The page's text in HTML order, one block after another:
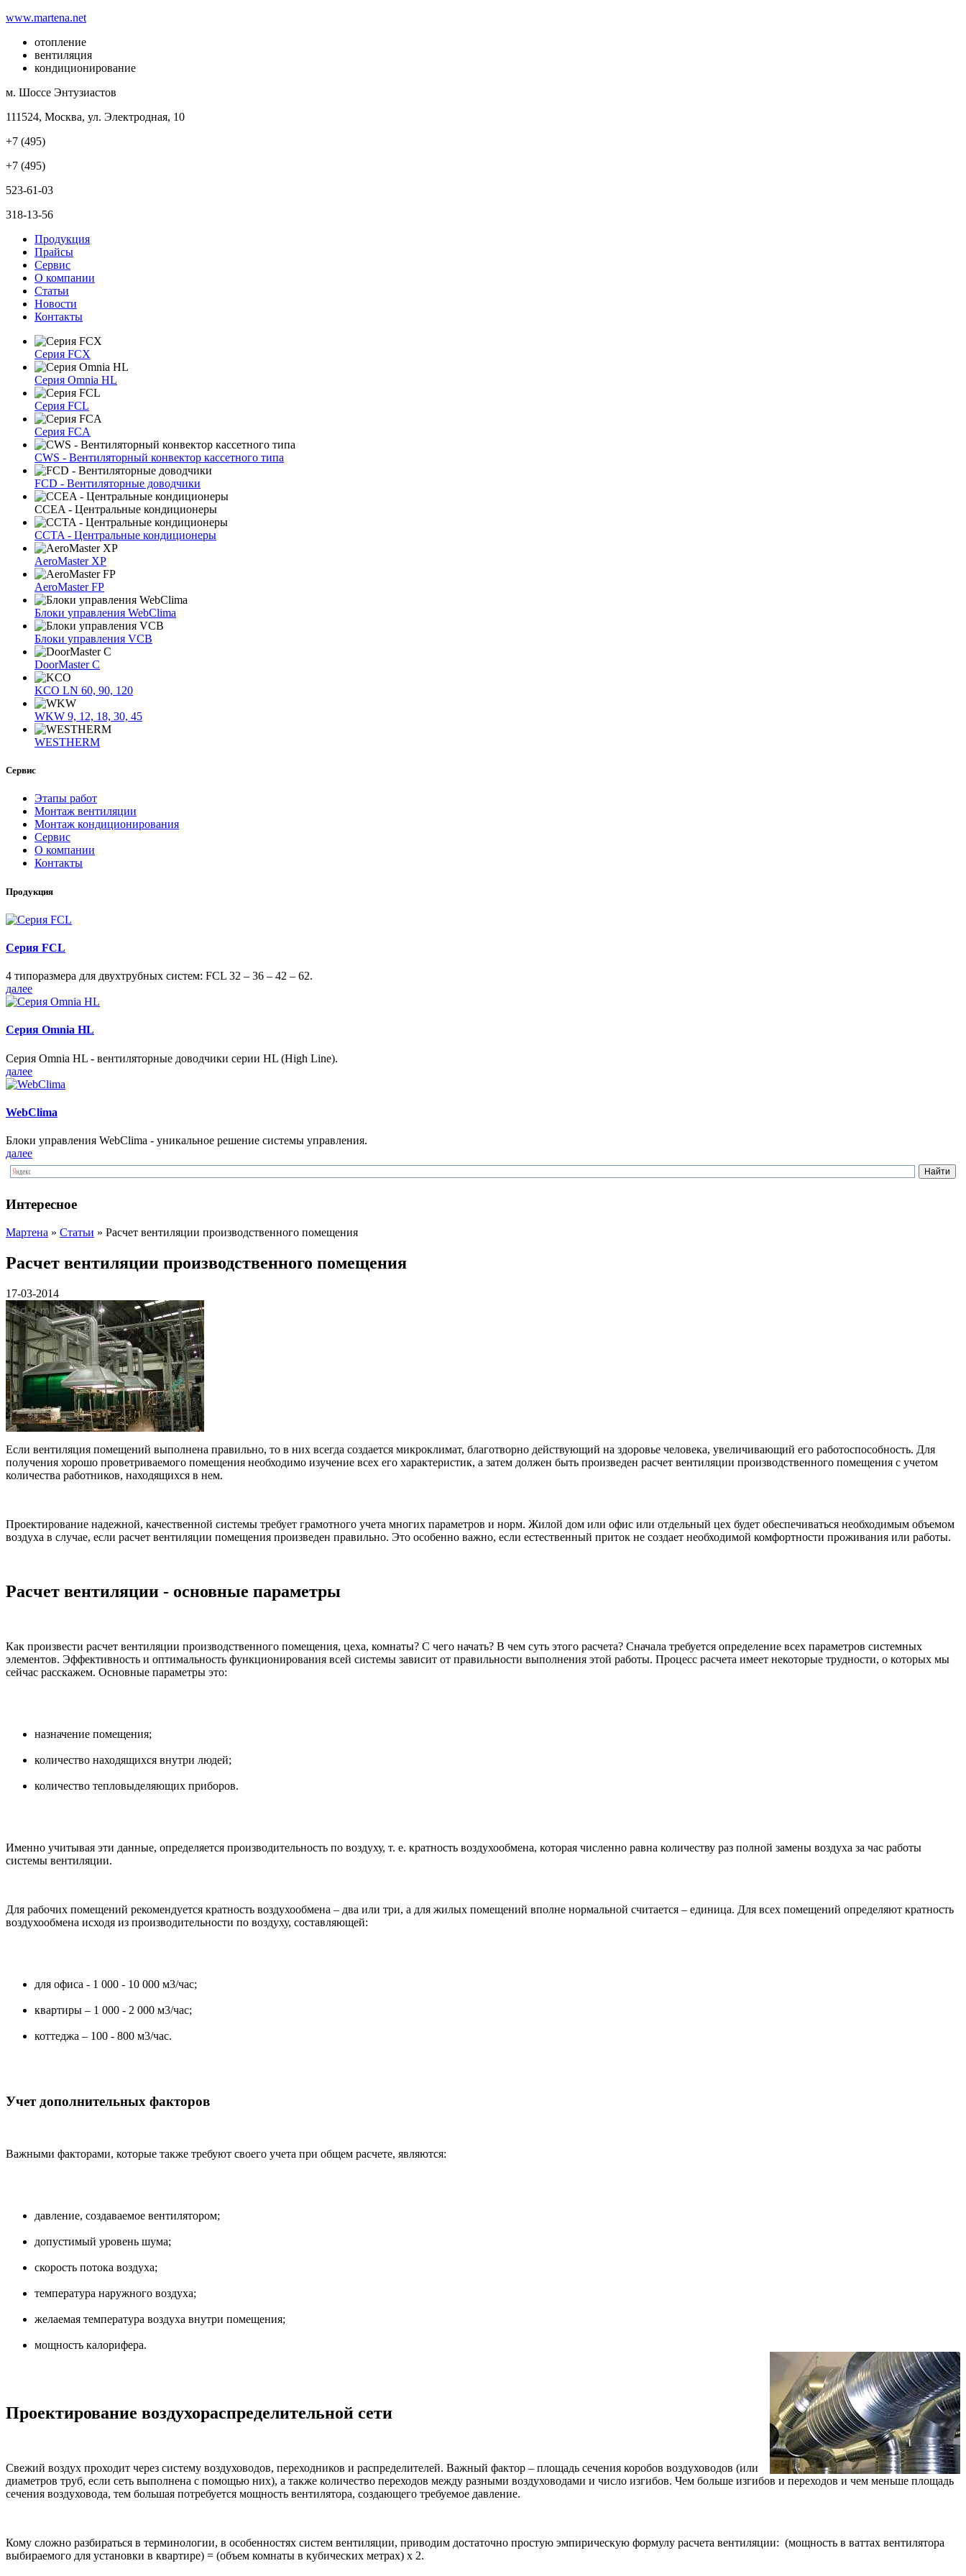
www.martena.net
отопление
вентиляция
кондиционирование
м. Шоссе Энтузиастов
111524, Москва, ул. Электродная, 10
+7 (495)
+7 (495)
523-61-03
318-13-56
Продукция
Прайсы
Сервис
О компании
Статьи
Новости
Контакты
Серия FCX
Серия Omnia HL
Серия FCL
Серия FCA
CWS - Вентиляторный конвектор кассетного типа
FCD - Вентиляторные доводчики
CCEA - Центральные кондиционеры
CCTA - Центральные кондиционеры
AeroMaster XP
AeroMaster FP
Блоки упрaвлeния WebClima
Блоки упрaвлeния VCB
DoorMaster C
KCO LN 60, 90, 120
WKW 9, 12, 18, 30, 45
WESTHERM
Сервис
Этапы работ
Монтаж вентиляции
Монтаж кондиционирования
Сервис
О компании
Контакты
Продукция
Серия FCL
4 типоразмера для двухтрубных систем: FCL 32 – 36 – 42 – 62.
далее
Серия Omnia HL
Серия Omnia HL - вентиляторные доводчики серии HL (High Line).
далее
WebClima
Блоки упрaвлeния WebClima - уникальное решение системы управления.
далее
Интересное
Мартена » Статьи » Расчет вентиляции производственного помещения
Расчет вентиляции производственного помещения
17-03-2014
Если вентиляция помещений выполнена правильно, то в них всегда создается микроклимат, благотворно действующий на здоровье человека, увеличивающий его работоспособность. Для
получения хорошо проветриваемого помещения необходимо изучение всех его характеристик, а затем должен быть произведен расчет вентиляции производственного помещения с учетом
количества работников, находящихся в нем.
Проектирование надежной, качественной системы требует грамотного учета многих параметров и норм. Жилой дом или офис или отдельный цех будет обеспечиваться необходимым объемом
воздуха в случае, если расчет вентиляции помещения произведен правильно. Это особенно важно, если естественный приток не создает необходимой комфортности проживания или работы.
Расчет вентиляции - основные параметры
Как произвести расчет вентиляции производственного помещения, цеха, комнаты? С чего начать? В чем суть этого расчета? Сначала требуется определение всех параметров системных
элементов. Эффективность и оптимальность функционирования всей системы зависит от правильности выполнения этой работы. Процесс расчета имеет некоторые трудности, о которых мы
сейчас расскажем. Основные параметры это:
назначение помещения;
количество находящихся внутри людей;
количество тепловыделяющих приборов.
Именно учитывая эти данные, определяется производительность по воздуху, т. е. кратность воздухообмена, которая численно равна количеству раз полной замены воздуха за час работы
системы вентиляции.
Для рабочих помещений рекомендуется кратность воздухообмена – два или три, а для жилых помещений вполне нормальной считается – единица. Для всех помещений определяют кратность
воздухообмена исходя из производительности по воздуху, составляющей:
для офиса - 1 000 - 10 000 м3/час;
квартиры – 1 000 - 2 000 м3/час;
коттеджа – 100 - 800 м3/час.
Учет дополнительных факторов
Важными факторами, которые также требуют своего учета при общем расчете, являются:
давление, создаваемое вентилятором;
допустимый уровень шума;
скорость потока воздуха;
температура наружного воздуха;
желаемая температура воздуха внутри помещения;
мощность калорифера.
Проектирование воздухораспределительной сети
Свежий воздух проходит через систему воздуховодов, переходников и распределителей. Важный фактор – площадь сечения коробов воздуховодов (или
диаметров труб, если сеть выполнена с помощью них), а также количество переходов между разными воздуховодами и число изгибов. Чем больше изгибов и переходов и чем меньше площадь
сечения воздуховода, тем большая потребуется мощность вентилятора, создающего требуемое давление.
Кому сложно разбираться в терминологии, в особенностях систем вентиляции, приводим достаточно простую эмпирическую формулу расчета вентиляции: (мощность в ваттах вентилятора
выбираемого для установки в квартире) = (объем комнаты в кубических метрах) х 2.